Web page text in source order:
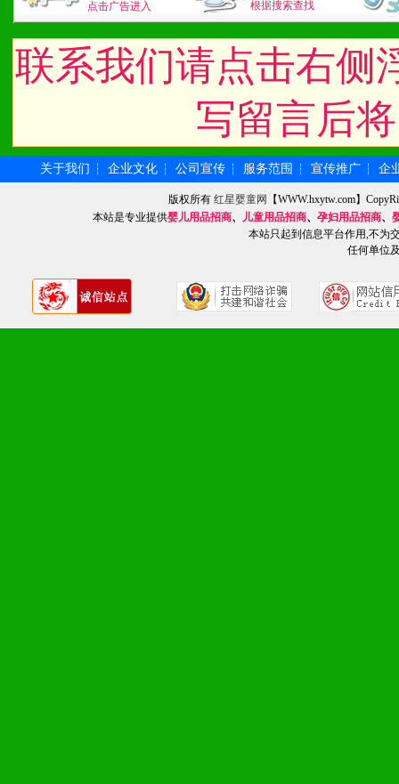
1、不断提升品牌的知名度
2、不断开创新产品不断满
化。
九、加盟优势
1、广告企划支持：产品
品全面配赠，免费提供软
册、专柜咨询手册等各种
2、市场保护支持：供优质
点击广告进入
根据搜索查找
联系我们请点击右侧
写留言后
关于我们 ┆ 企业文化 ┆ 公司宣传 ┆ 服务范围 ┆ 宣传推广 ┆ 企
版权所有红星婴童网
【WWW.hxytw.com】
本站是专业提供婴儿用品招商、 儿童用品招商、 孕妇用品招商、
本站只起到信息平台作用,不为
任何单位